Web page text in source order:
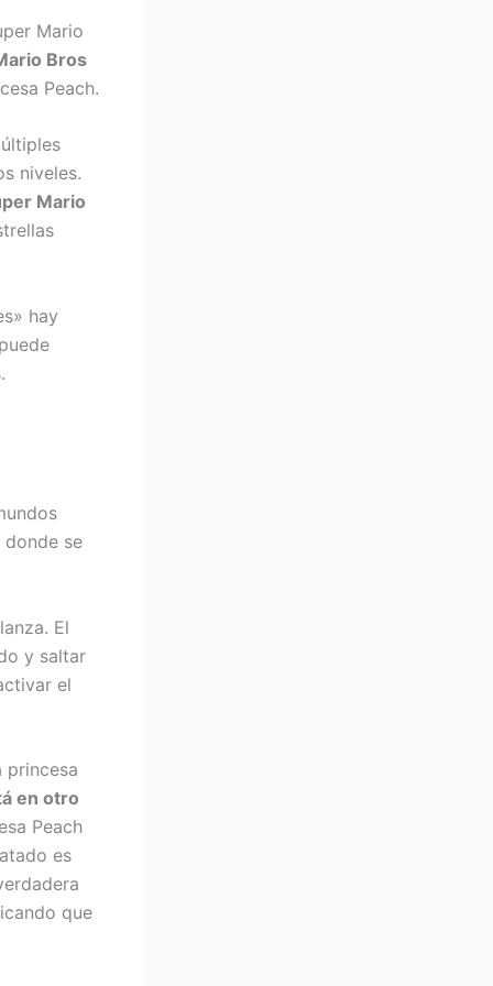
Mario
Bros
Peach.
niveles.
Mario
hay
se
El
y saltar
el
princesa
en otro
Peach
es
que